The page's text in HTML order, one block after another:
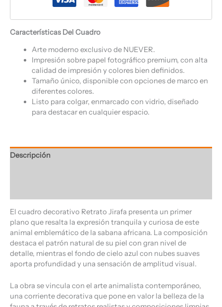
Características Del Cuadro
Arte moderno exclusivo de NUEVER.
Impresión sobre papel fotográfico premium, con alta
calidad de impresión y colores bien definidos.
Tamaño único, disponible con opciones de marco en
diferentes colores.
Listo para colgar, enmarcado con vidrio, diseñado
para destacar en cualquier espacio.
Descripción
El cuadro decorativo Retrato Jirafa presenta un primer
plano que resalta la expresión tranquila y curiosa de este
animal emblemático de la sabana africana. La composición
destaca el patrón natural de su piel con gran nivel de
detalle, mientras el fondo de cielo azul con nubes suaves
aporta profundidad y una sensación de amplitud visual.
La obra se vincula con el arte animalista contemporáneo,
una corriente decorativa que pone en valor la belleza de la